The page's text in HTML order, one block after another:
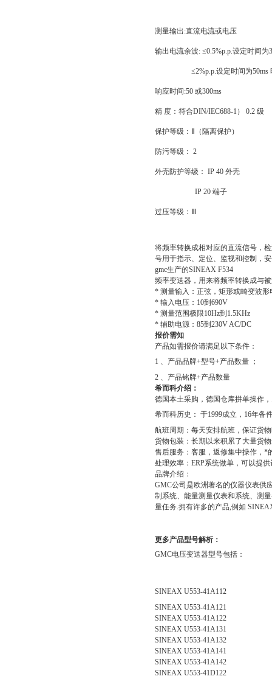
测量输出 :直流电流或电压
输出电流余波: ≤0.5%p.p.设定时间为
≤2%p.p.设定时间为50ms
响应时间 :50 或300ms
精 度：符合DIN/IEC688-1 ） 0.2 级
保护等级：Ⅱ（隔离保护）
防污等级： 2
外壳防护等级： IP 40 外壳
IP 20 端子
过压等级：Ⅲ
将频率转换成相对应的直流信号，
号用于指示、定位、监视和控制，
gmc生产的SINEAX F534
频率变送器，用来将频率转换成与
* 测量输入：正弦，矩形或畸变波形
* 输入电压： 10到 690V
* 测量范围极限10Hz到 1.5KHz
* 辅助电源： 85到 230V AC/DC
报价需知
产品如需报价请满足以下条件：
1 、产品品牌+型号+产品数量 ；
2 、产品铭牌+产品数量
希而科介绍：
德国本土采购，德国仓库拼单操作
希而科历史： 于1999成立， 16年备
航班周期：每天安排航班，保证货
货物包装：长期以来积累了大量货
售后服务：客服，返修集中操作，*
处理效率： ERP系统做单，可以提
品牌介绍：
GMC公司是欧洲著名的仪器仪表供
制系统、能量测量仪表和系统、测
量任务.拥有许多的产品,例如
更多产品型号解析：
GMC电压变送器型号包括：
SINEAX U553-41A112
SINEAX U553-41A121
SINEAX U553-41A122
SINEAX U553-41A131
SINEAX U553-41A132
SINEAX U553-41A141
SINEAX U553-41A142
SINEAX U553-41D122